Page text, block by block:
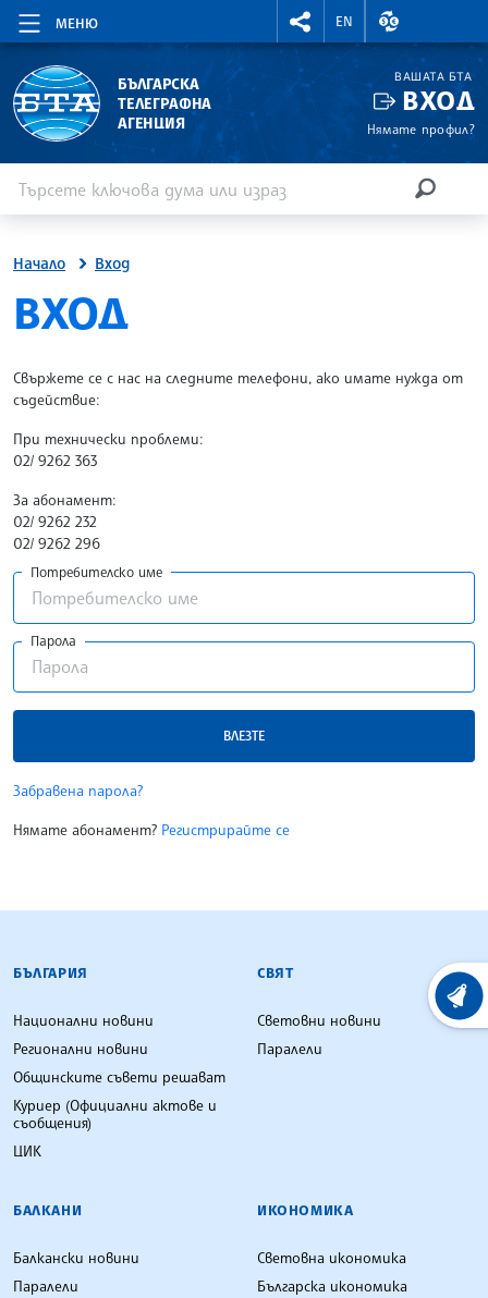
МЕНЮ
RIGHTMENU.SOCIAL
EN
ВАЛУТНИ
БЪЛГАРСКА
ТЕЛЕГРАФНА
АГЕНЦИЯ
ВАШАТА БТА
ВХОД
Нямате профил?
Начало Вход
SITE.BTA
ВХОД
Свържете се с нас на следните телефони, ако имате нужда от
съдействие:
При технически проблеми:
02/ 9262 363
За абонамент:
02/ 9262 232
02/ 9262 296
Потребителско име
Парола
ВЛЕЗТЕ
Забравена парола?
Нямате абонамент? Регистрирайте се
БЪЛГАРСКА ТЕЛЕГРАФНА АГЕНЦИЯ
БЪЛГАРИЯ
Национални новини
Регионални новини
Общинските съвети решават
Куриер (Официални актове и
съобщения)
ЦИК
СВЯТ
Световни новини
Паралели
БАЛКАНИ
Балкански новини
Паралели
ИКОНОМИКА
Световна икономика
Българска икономика